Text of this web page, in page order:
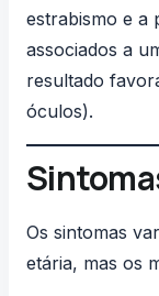
estrabismo e a
associados a
resultado
óculos).
Os sintomas
etária, mas os